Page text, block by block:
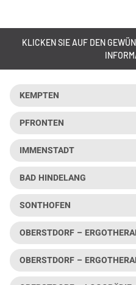
KLICKEN SIE AUF DEN
KEMPTEN
PFRONTEN
IMMENSTADT
BAD HINDELANG
SONTHOFEN
OBERSTDORF –
OBERSTDORF –